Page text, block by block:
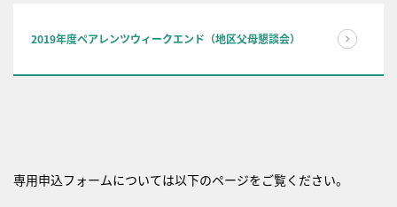
2019年度ペアレンツウィークエンド（地区父母懇談会）
専用申込フォームについては以下のページをご覧ください。